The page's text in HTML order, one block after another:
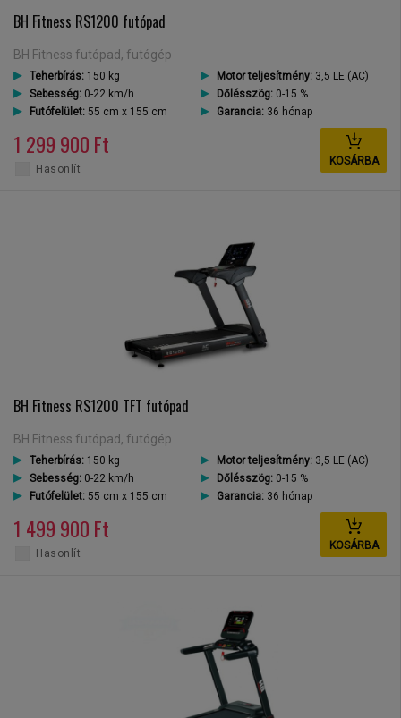
BH Fitness RS1200 futópad
BH Fitness futópad, futógép
Teherbírás: 150 kg Motor teljesítmény: 3,5 LE (AC)
Sebesség: 0-22 km/h Dőlésszög:0-15 %
Futófelület: 55 cm x 155 cm Garancia:36 hónap
1 299 900 Ft
KOSÁRBA
Hasonlít
BH Fitness RS1200 TFT futópad
BH Fitness futópad, futógép
Teherbírás: 150 kg Motor teljesítmény: 3,5 LE (AC)
Sebesség: 0-22 km/h Dőlésszög:0-15 %
Futófelület: 55 cm x 155 cm Garancia:36 hónap
1 499 900 Ft
KOSÁRBA
Hasonlít